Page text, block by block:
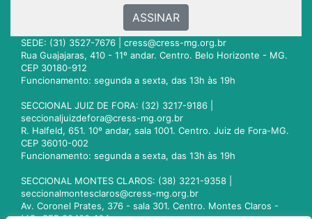
ASSINAR
SEDE: (31) 3527-7676 | cress@cress-mg.org.br
Rua Guajajaras, 410 - 11º andar. Centro. Belo Horizonte - MG.
CEP 30180-912
Funcionamento: segunda a sexta, das 13h às 19h
SECCIONAL JUIZ DE FORA: (32) 3217-9186 |
seccionaljuizdefora@cress-mg.org.br
R. Halfeld, 651. 10º andar, sala 1001. Centro. Juiz de Fora-MG.
CEP 36010-002
Funcionamento: segunda a sexta, das 13h às 19h
SECCIONAL MONTES CLAROS: (38) 3221-9358 |
seccionalmontesclaros@cress-mg.org.br
Av. Coronel Prates, 376 - sala 301. Centro. Montes Claros -